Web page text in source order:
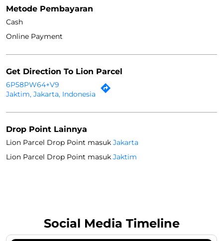
Drop Point Lainnya
Lion Parcel Drop Point masuk
Lion Parcel Drop Point masuk Jaktim